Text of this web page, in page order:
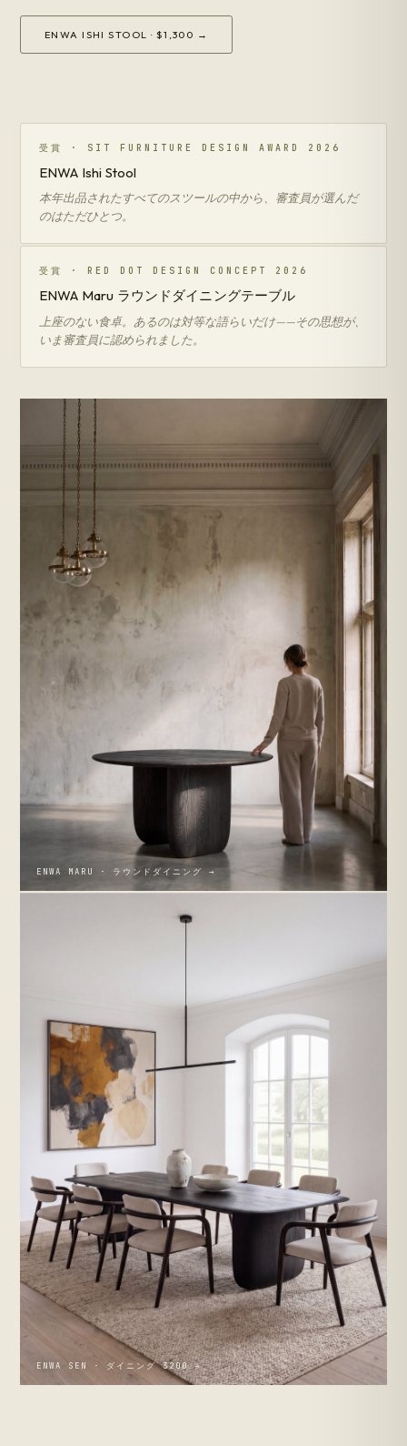
ENWA ISHI STOOL · $1,300 →
受賞 · SIT FURNITURE DESIGN AWARD 2026
ENWA Ishi Stool
本年出品されたすべてのスツールの中から、審査員が選んだ
のはただひとつ。
受賞 · RED DOT DESIGN CONCEPT 2026
ENWA Maru ラウンドダイニングテーブル
上座のない食卓。あるのは対等な語らいだけ——その思想が、
いま審査員に認められました。
ENWA MARU · ラウンドダイニング →
ENWA SEN · ダイニング 3200 →